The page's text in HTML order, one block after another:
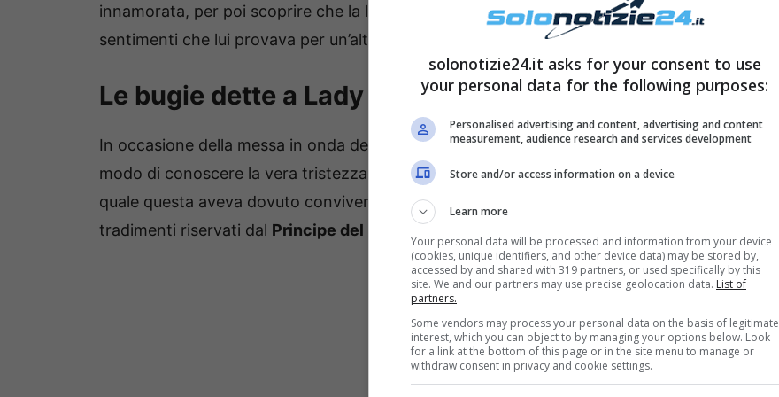
innamorata, per poi scoprire che la loro unione era costellata di segreti, bugie e i forti
sentimenti che lui provava per un’altra donna:
Camilla Parker Bowles
Le bugie dette a Lady Diana
In occasione della messa in onda della nuova stagione diThe Crownabbiamo avuto
modo di conoscere la vera tristezza di
Lady Diana, la bulimia e anche le paranoie con la
quale questa aveva dovuto convivere ogni istante nel suo matrimonio per via dei
tradimenti riservati dal Principe del Galles .
solonotizie24.it asks for your consent to use
your personal data for the following purposes:
Personalised advertising and content, advertising and content
measurement, audience research and services development
Store and/or access information on a device
Learn more
Your personal data will be processed and information from your device
(cookies, unique identifiers, and other device data) may be stored by,
accessed by and shared with 319 partners, or used specifically by this
site. We and our partners may use precise geolocation data. List of
partners.
Some vendors may process your personal data on the basis of legitimate
interest, which you can object to by managing your options below. Look
for a link at the bottom of this page or in the site menu to manage or
withdraw consent in privacy and cookie settings.